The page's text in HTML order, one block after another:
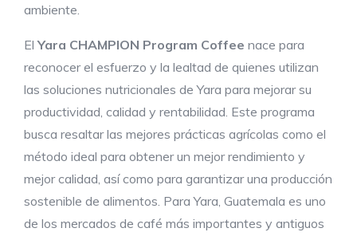
ambiente.
ElYara CHAMPION Program Coffee nace para
reconocer el esfuerzo y la lealtad de quienes utilizan
las soluciones nutricionales de Yara para mejorar su
productividad, calidad y rentabilidad. Este programa
busca resaltar las mejores prácticas agrícolas como el
método ideal para obtener un mejor rendimiento y
mejor calidad, así como para garantizar una producción
sostenible de alimentos. Para Yara, Guatemala es uno
de los mercados de café más importantes y antiguos